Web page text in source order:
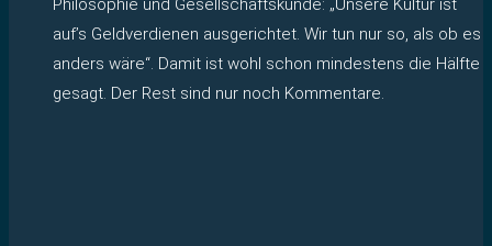
Philosophie und Gesellschaftskunde: „Unsere Kultur ist
auf’s Geldverdienen ausgerichtet. Wir tun nur so, als ob es
anders wäre“. Damit ist wohl schon mindestens die Hälfte
gesagt. Der Rest sind nur noch Kommentare.